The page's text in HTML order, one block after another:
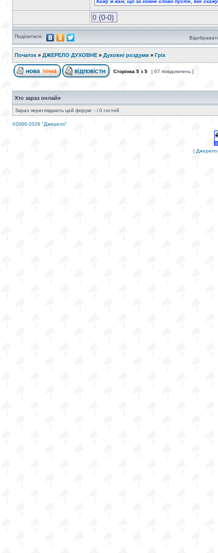
Кажу ж вам, що за кожне слово пусте, яке
0 (0-0)
Поділитися:
Початок » ДЖЕРЕЛО ДУХОВНЕ » Духовні роздуми » Гріх
Сторінка 5 з 5 [ 67 повідомлень ]
Хто зараз онлайн
Зараз переглядають цей форум: - і 0 гостей
©2006-2026 "Джерело"
| Джерело